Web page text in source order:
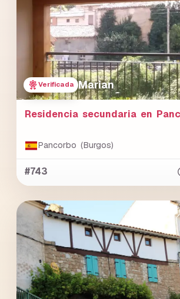
Verificada Marian
Residencia secundaria en
Pancorbo (Burgos)
#743